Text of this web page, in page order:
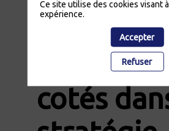
Quelle
pour les
cotés
Ce site utilise des cookies visant
expérience.
Accepter
Refuser